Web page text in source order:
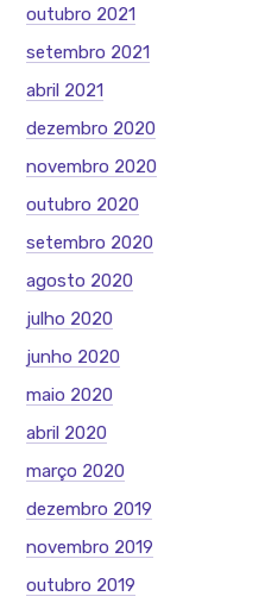
outubro 2021
setembro 2021
abril 2021
dezembro 2020
novembro 2020
outubro 2020
setembro 2020
agosto 2020
julho 2020
junho 2020
maio 2020
abril 2020
março 2020
dezembro 2019
novembro 2019
outubro 2019